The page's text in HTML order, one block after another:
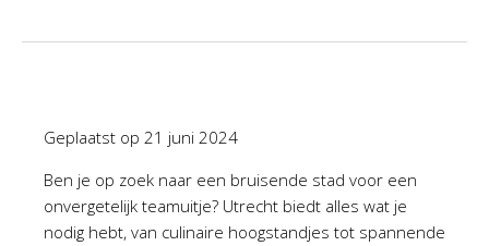
Geplaatst op 21 juni 2024
Ben je op zoek naar een bruisende stad voor een
onvergetelijk teamuitje? Utrecht biedt alles wat je
nodig hebt, van culinaire hoogstandjes tot spannende